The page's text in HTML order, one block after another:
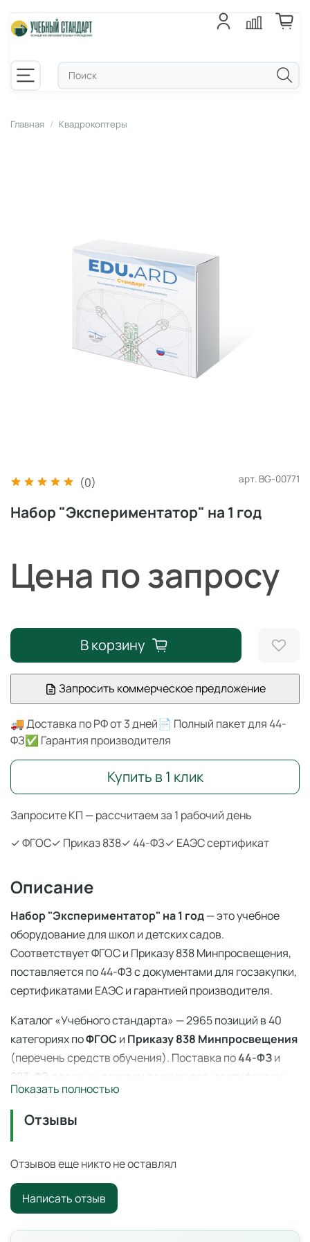
Главная Квадрокоптеры
(0) арт. BG-00771
Набор "Экспериментатор" на 1 год
Цена по запросу
Запросите КП — рассчитаем за 1 рабочий день
✓ ФГОС✓ Приказ 838✓ 44-ФЗ✓ ЕАЭС сертификат
В корзину
Запросить коммерческое предложение
🚚 Доставка по РФ от 3 дней📄 Полный пакет для 44-
ФЗ✅ Гарантия производителя
Купить в 1 клик
Описание
Набор "Экспериментатор" на 1 год— это учебное
оборудование для школ и детских садов.
Соответствует ФГОС и Приказу 838 Минпросвещения,
поставляется по 44-ФЗ с документами для госзакупки,
сертификатами ЕАЭС и гарантией производителя.
Каталог «Учебного стандарта» — 2965 позиций в 40
категориях поФГОС и Приказу 838 Минпросвещения
(перечень средств обучения). Поставка по44-ФЗи
223-ФЗ с полным пакетом документов, сертификаты
ЕАЭС, гарантия производителя. Доставка по всей
России — 3–14 дней со склада в Ангарске.
Набор "Экспериментатор" на 1 год —
квадрокоптеры
Учебный квадрокоптер для занятий по технологии,
информатике и робототехнике. Подходит для обучения
программированию и управлению БПЛА в школе.
Показать полностью
Отзывы
Отзывов еще никто не оставлял
Написать отзыв